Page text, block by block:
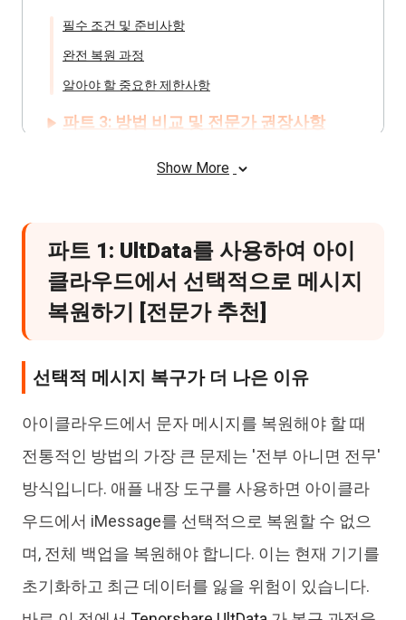
필수 조건 및 준비사항
완전 복원 과정
알아야 할 중요한 제한사항
파트 3: 방법 비교 및 전문가 권장사항
Show More
파트 1: UltData를 사용하여 아이
클라우드에서 선택적으로 메시지
복원하기 [전문가 추천]
선택적 메시지 복구가 더 나은 이유
아이클라우드에서 문자 메시지를 복원해야 할 때
전통적인 방법의 가장 큰 문제는 '전부 아니면 전무'
방식입니다. 애플 내장 도구를 사용하면 아이클라
우드에서 iMessage를 선택적으로 복원할 수 없으
며, 전체 백업을 복원해야 합니다. 이는 현재 기기를
초기화하고 최근 데이터를 잃을 위험이 있습니다.